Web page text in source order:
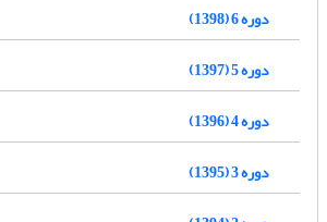
دوره 6 (1398)
دوره 5 (1397)
دوره 4 (1396)
دوره 3 (1395)